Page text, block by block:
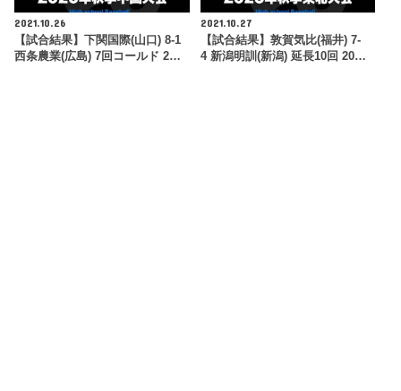
2021.10.26
【試合結果】下関国際(山口) 8-1
西条農業(広島) 7回コールド 2…
2021.10.27
【試合結果】敦賀気比(福井) 7-
4 新潟明訓(新潟) 延長10回 20…